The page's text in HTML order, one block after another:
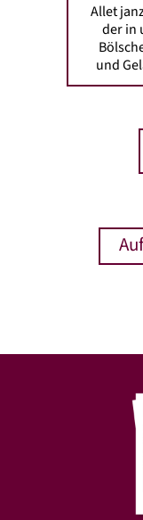
Allet
der in
und